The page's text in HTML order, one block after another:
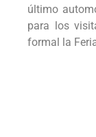
último
para los
formal la